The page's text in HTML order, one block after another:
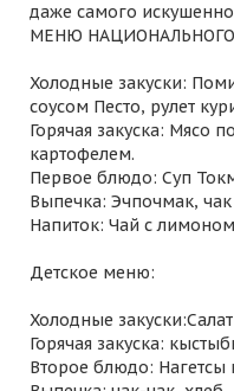
даже самого
МЕНЮ
Холодные закуски:
соусом Песто, рулет
Горячая закуска: Мясо
картофелем.
Первое блюдо: Суп
Выпечка: Эчпочмак, чак
Напиток: Чай с
Детское меню:
Холодные
Горячая закуска:
Второе блюдо: